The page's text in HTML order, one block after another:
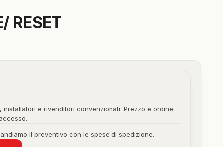
RESET
installatori e rivenditori convenzionati. Prezzo e ordine
il preventivo con le spese di spedizione.